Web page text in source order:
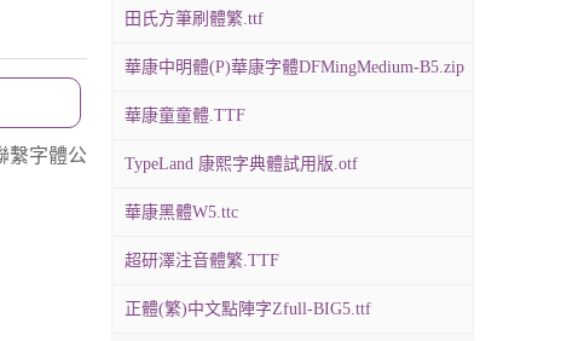
繫字體公
田氏方筆刷體繁.ttf
華康中明體(P)華康字體DFMingMedium-B5.zip
華康童童體.TTF
TypeLand 康熙字典體試用版.otf
華康黑體W5.ttc
超研澤注音體繁.TTF
正體(繁)中文點陣字Zfull-BIG5.ttf